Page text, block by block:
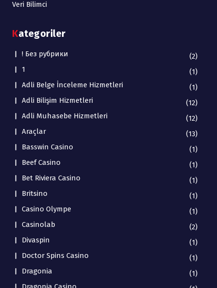
Veri Bilimci
Kategoriler
! Без рубрики
(2)
1
(1)
Adli Belge İnceleme Hizmetleri
(1)
Adli Bilişim Hizmetleri
(12)
Adli Muhasebe Hizmetleri
(12)
Araçlar
(13)
Basswin Casino
(1)
Beef Casino
(1)
Bet Riviera Casino
(1)
Britsino
(1)
Casino Olympe
(1)
Casinolab
(2)
Divaspin
(1)
Doctor Spins Casino
(1)
Dragonia
(1)